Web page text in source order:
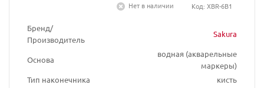
Бренд/
Производитель
Sakura
Основа
водная (акварельные
маркеры)
Тип наконечника
кисть
Нет в наличии
Код: XBR-6B1